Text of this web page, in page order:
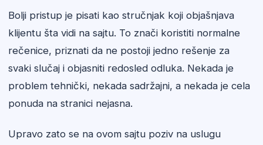
Bolji pristup je pisati kao stručnjak koji objašnjava
klijentu šta vidi na sajtu. To znači koristiti normalne
rečenice, priznati da ne postoji jedno rešenje za
svaki slučaj i objasniti redosled odluka. Nekada je
problem tehnički, nekada sadržajni, a nekada je cela
ponuda na stranici nejasna.
Upravo zato se na ovom sajtu poziv na uslugu